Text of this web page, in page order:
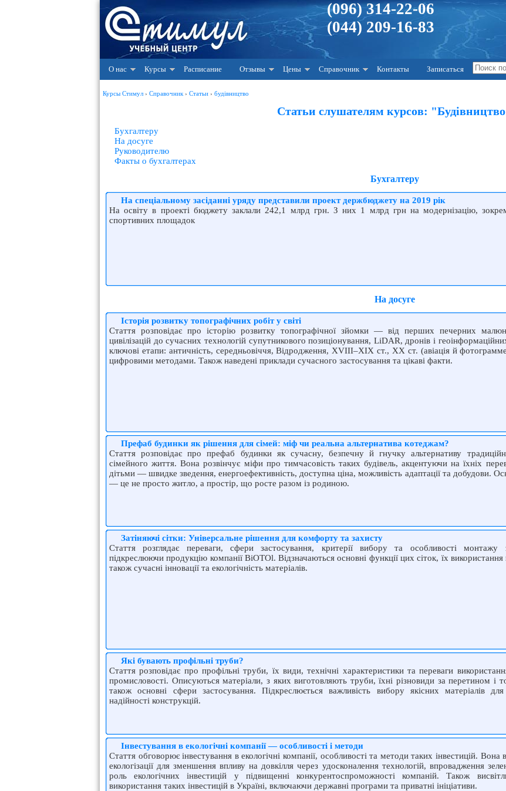
(096) 314-22-06
(044) 209-16-83
О нас Курсы Расписание Отзывы Цены Справочник Контакты Записаться
Курсы Стимул › Справочник › Статьи › будівництво
Статьи слушателям курсов:
Бухгалтеру
На досуге
Руководителю
Факты о бухгалтерах
Бухгалтеру
На спеціальному засіданні уряду представили проект держбюджету на 2019 рік
На освіту в проекті бюджету заклали 242,1 млрд грн. З них 1 млрд грн на модернізацію,
спортивних площадок
На досуге
Історія розвитку топографічних робіт у світі
Стаття розповідає про історію розвитку топографічної зйомки — від перших печерних
цивілізацій до сучасних технологій супутникового позиціонування, LiDAR, дронів і
ключові етапи: античність, середньовіччя, Відродження, XVIII–XIX ст., XX ст. (авіація й
цифровими методами. Також наведені приклади сучасного застосування та цікаві факти.
Префаб будинки як рішення для сімей: міф чи реальна альтернатива котеджам?
Стаття розповідає про префаб будинки як сучасну, безпечну й гнучку альтернативу
сімейного життя. Вона розвінчує міфи про тимчасовість таких будівель, акцентуючи на їхніх
дітьми — швидке зведення, енергоефективність, доступна ціна, можливість адаптації та добудови.
— це не просто житло, а простір, що росте разом із родиною.
Затіняючі сітки: Універсальне рішення для комфорту та захисту
Стаття розглядає переваги, сфери застосування, критерії вибору та особливості монтажу
підкреслюючи продукцію компанії BiOTOl. Відзначаються основні функції цих сіток, їх використання
також сучасні інновації та екологічність матеріалів.
Які бувають профільні труби?
Стаття розповідає про профільні труби, їх види, технічні характеристики та переваги
промисловості. Описуються матеріали, з яких виготовляють труби, їхні різновиди за перетином і
також основні сфери застосування. Підкреслюється важливість вибору якісних матеріалів для
надійності конструкцій.
Інвестування в екологічні компанії — особливості і методи
Стаття обговорює інвестування в екологічні компанії, особливості та методи таких інвестицій. Вона
екологізації для зменшення впливу на довкілля через удосконалення технологій, впровадження
роль екологічних інвестицій у підвищенні конкурентоспроможності компаній. Також
використання таких інвестицій в Україні, включаючи державні програми та приватні ініціативи.